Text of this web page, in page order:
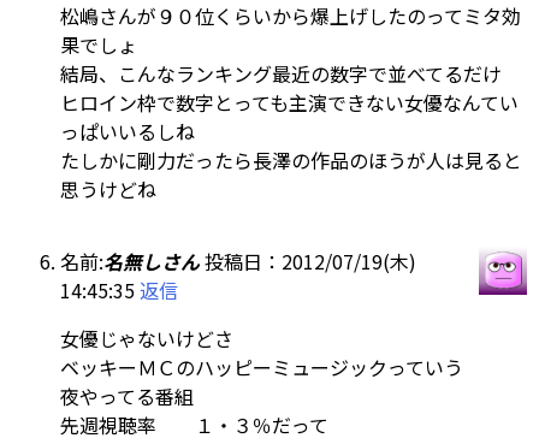
松嶋さんが９０位くらいから爆上げしたのってミタ効
果でしょ
結局、こんなランキング最近の数字で並べてるだけ
ヒロイン枠で数字とっても主演できない女優なんてい
っぱいいるしね
たしかに剛力だったら長澤の作品のほうが人は見ると
思うけどね
名前:名無しさん投稿日：2012/07/19(木)
14:45:35返信
女優じゃないけどさ
ベッキーＭＣのハッピーミュージックっていう
夜やってる番組
先週視聴率 １・３％だって